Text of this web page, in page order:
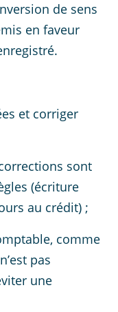
de sens
en faveur
et corriger
sont
(écriture
au crédit) ;
comme
pas
une